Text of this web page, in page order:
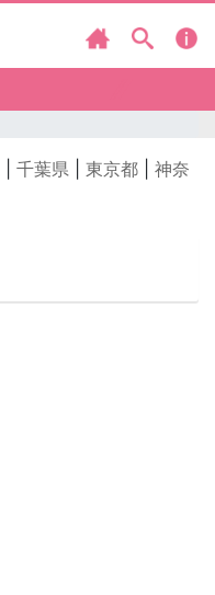
千葉県 東京都
神奈